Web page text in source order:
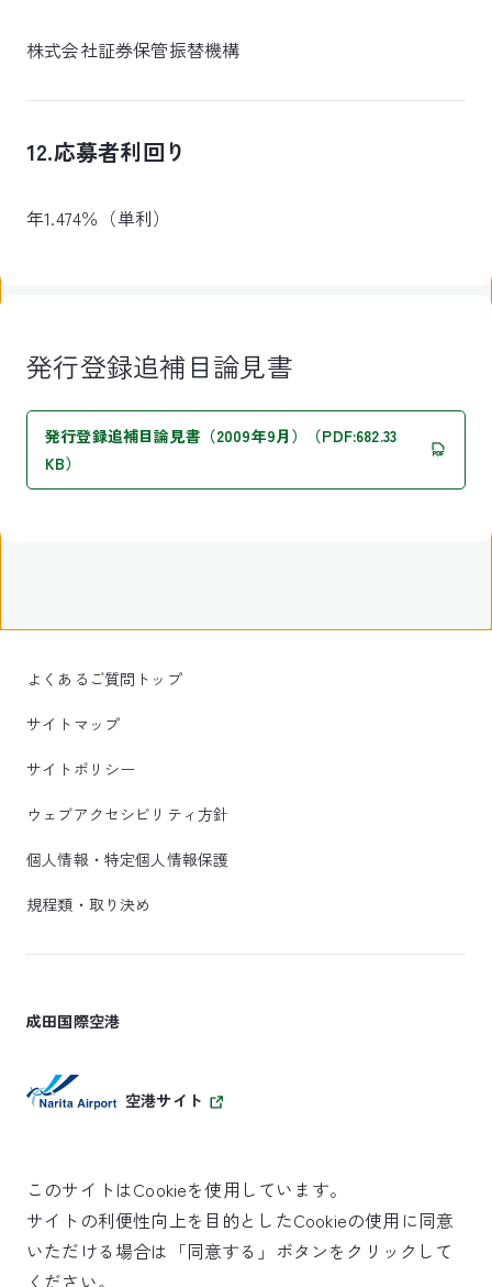
株式会社証券保管振替機構
12.応募者利回り
年1.474％（単利）
発行登録追補目論見書
発行登録追補目論見書（2009年9月）（PDF:682.33
KB）
よくあるご質問トップ
サイトマップ
サイトポリシー
ウェブアクセシビリティ方針
個人情報・特定個人情報保護
規程類・取り決め
成田国際空港
空港サイト
SKYTRAX
5スターエアポート
このサイトはCookieを使用しています。
サイトの利便性向上を目的としたCookieの使用に同意
いただける場合は「同意する」ボタンをクリックして
ください。